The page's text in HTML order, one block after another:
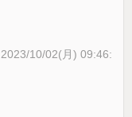
2023/10/02(月) 09:46: